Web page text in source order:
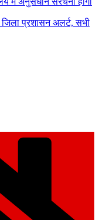
जिला प्रशासन अलर्ट, सभी